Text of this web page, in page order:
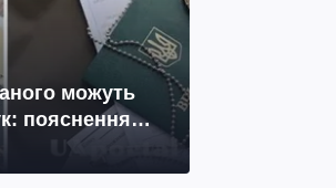
можуть
пояснення